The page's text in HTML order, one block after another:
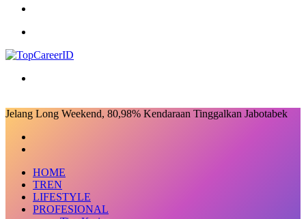
Jelang Long Weekend, 80,98% Kendaraan Tinggalkan Jabotabek
Email
HOME
TREN
LIFESTYLE
PROFESIONAL